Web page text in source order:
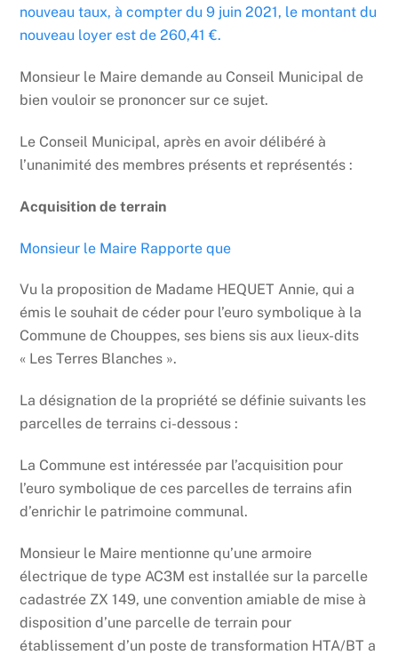
nouveau taux, à compter du 9 juin 2021, le montant du
nouveau loyer est de 260,41 €.
Monsieur le Maire demande au Conseil Municipal de
bien vouloir se prononcer sur ce sujet.
Le Conseil Municipal, après en avoir délibéré à
l’unanimité des membres présents et représentés :
Acquisition de terrain
Monsieur le Maire Rapporte que
Vu la proposition de Madame HEQUET Annie, qui a
émis le souhait de céder pour l’euro symbolique à la
Commune de Chouppes, ses biens sis aux lieux-dits
« Les Terres Blanches ».
La désignation de la propriété se définie suivants les
parcelles de terrains ci-dessous :
La Commune est intéressée par l’acquisition pour
l’euro symbolique de ces parcelles de terrains afin
d’enrichir le patrimoine communal.
Monsieur le Maire mentionne qu’une armoire
électrique de type AC3M est installée sur la parcelle
cadastrée ZX 149, une convention amiable de mise à
disposition d’une parcelle de terrain pour
établissement d’un poste de transformation HTA/BT a